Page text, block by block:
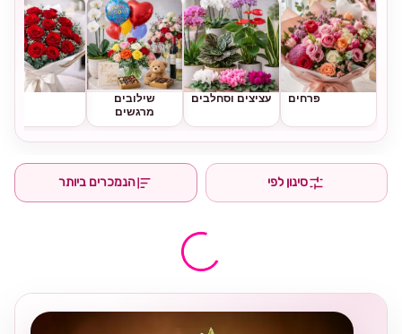
פרחים עציצים וסחלבים
שילובים
מרגשים
סינון לפי הנמכרים ביותר